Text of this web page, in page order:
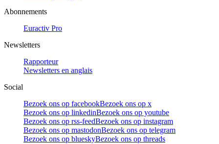
Abonnements
Euractiv Pro
Newsletters
Rapporteur
Newsletters en anglais
Social
Bezoek ons op facebookBezoek ons op x
Bezoek ons op linkedinBezoek ons op youtube
Bezoek ons op rss-feedBezoek ons op instagram
Bezoek ons op mastodonBezoek ons op telegram
Bezoek ons op blueskyBezoek ons op threads